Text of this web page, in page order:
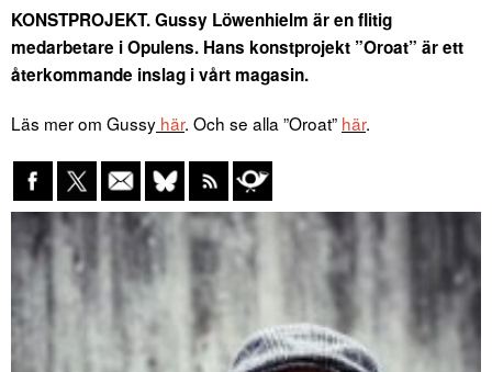
KONSTPROJEKT. Gussy Löwenhielm är en flitig
medarbetare i Opulens. Hans konstprojekt ”Oroat” är ett
återkommande inslag i vårt magasin.
Läs mer om Gussy här. Och se alla ”Oroat” här.